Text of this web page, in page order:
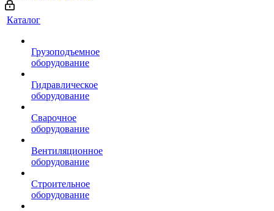
Каталог
Грузоподъемное
оборудование
Гидравлическое
оборудование
Сварочное
оборудование
Вентиляционное
оборудование
Строительное
оборудование